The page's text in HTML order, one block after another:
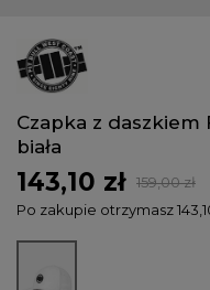
Czapka z
biała
143,10 zł
159,00 zł
Po zakupie otrzymasz